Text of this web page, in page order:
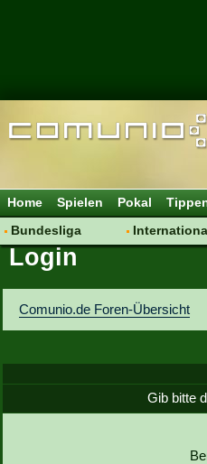
Home Spielen Pokal
Bundesliga
Hot News
Spielanalyse
Vereinsdiskussion
Login
Comunio.de Foren-Übersicht
Gib bitte